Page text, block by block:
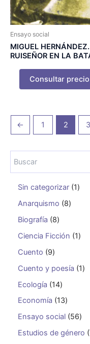
Sin categorizar 1
Anarquismo 8
Biografía 8
Ciencia Ficción 1
Cuento 9
Cuento y poesía 1
Ecología 14
Economía 13
Ensayo social 56
Estudios de género
Ensayo social
MIGUEL
RUISEÑOR EN LA
Consultar precio
← 1 2 3